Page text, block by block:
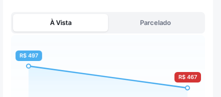
À Vista Parcelado